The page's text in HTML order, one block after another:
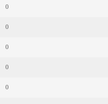
0
0
0
0
0